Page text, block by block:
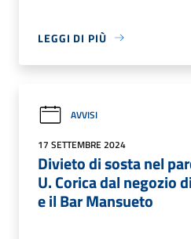
LEGGI DI PIÙ
AVVISI
17 SETTEMBRE 2024
Divieto di sosta nel
U. Corica dal negozio
e il Bar Mansueto